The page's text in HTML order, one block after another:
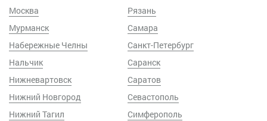
Москва
Мурманск
Набережные Челны
Нальчик
Нижневартовск
Нижний Новгород
Нижний Тагил
Рязань
Самара
Санкт-Петербург
Саранск
Саратов
Севастополь
Симферополь